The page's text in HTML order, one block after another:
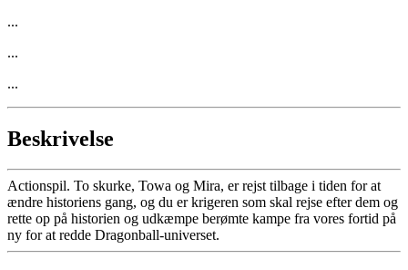
...
...
...
Beskrivelse
Actionspil. To skurke, Towa og Mira, er rejst tilbage i tiden for at
ændre historiens gang, og du er krigeren som skal rejse efter dem og
rette op på historien og udkæmpe berømte kampe fra vores fortid på
ny for at redde Dragonball-universet.